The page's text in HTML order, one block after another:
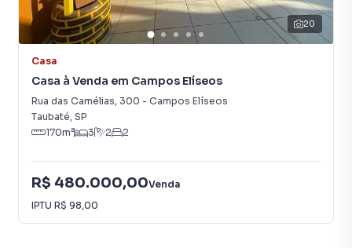
campanhas específicas para Taubaté, o que aumenta muito
o número de contatos interessados e tendo como
consequência uma maior chance de vender ou alugar seu
imóvel mais rápido. Contamos também com um time de
programadores, corretores treinados e uma central de
atendimento preparada para atender proprietários e
inquilinos.
20
Casa
Casa à Venda em Campos Elíseos
Rua das Camélias, 300 - Campos Elíseos
Taubaté, SP
170m² 3 2 2
R$ 480.000,00Venda
IPTU R$ 98,00